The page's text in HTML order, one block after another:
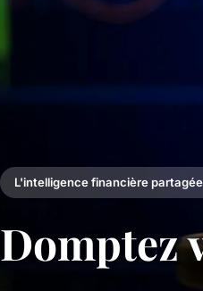
L'intelligence financière
Domptez